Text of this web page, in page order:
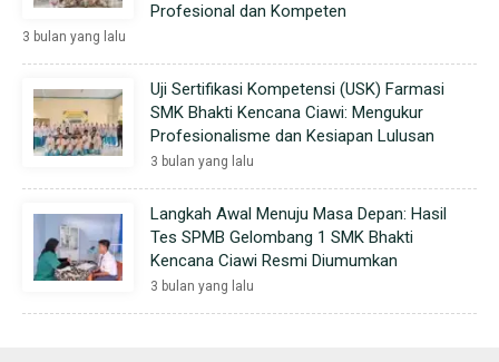
Profesional dan Kompeten
3 bulan yang lalu
Uji Sertifikasi Kompetensi (USK) Farmasi
SMK Bhakti Kencana Ciawi: Mengukur
Profesionalisme dan Kesiapan Lulusan
3 bulan yang lalu
Langkah Awal Menuju Masa Depan: Hasil
Tes SPMB Gelombang 1 SMK Bhakti
Kencana Ciawi Resmi Diumumkan
3 bulan yang lalu